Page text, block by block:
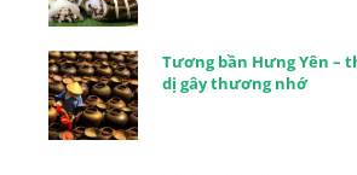
Tương bần Hưng Yên –
dị gây thương nhớ